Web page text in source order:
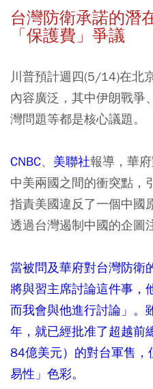
台灣防衛承諾的潛
「保護費」爭議
川普預計週四(5/14)在北
內容廣泛，其中伊朗戰爭
灣問題等都是核心議題。
CNBC、 美聯社報導，華
中美兩國之間的衝突點，
指責美國違反了一個中國
透過台灣遏制中國的企圖
當被問及華府對台灣防衛
將與習主席討論這件事，
而我會與他進行討論」。
年，就已經批准了超越前
84億美元）的對台軍售
易性」色彩。